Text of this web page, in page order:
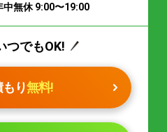
中無休 9:00〜19:00
つでもOK!
もり無料!